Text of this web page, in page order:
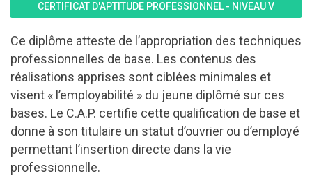
CERTIFICAT D'APTITUDE PROFESSIONNEL - NIVEAU V
Ce diplôme atteste de l’appropriation des techniques
professionnelles de base. Les contenus des
réalisations apprises sont ciblées minimales et
visent « l’employabilité » du jeune diplômé sur ces
bases. Le C.A.P. certifie cette qualification de base et
donne à son titulaire un statut d’ouvrier ou d’employé
permettant l’insertion directe dans la vie
professionnelle.